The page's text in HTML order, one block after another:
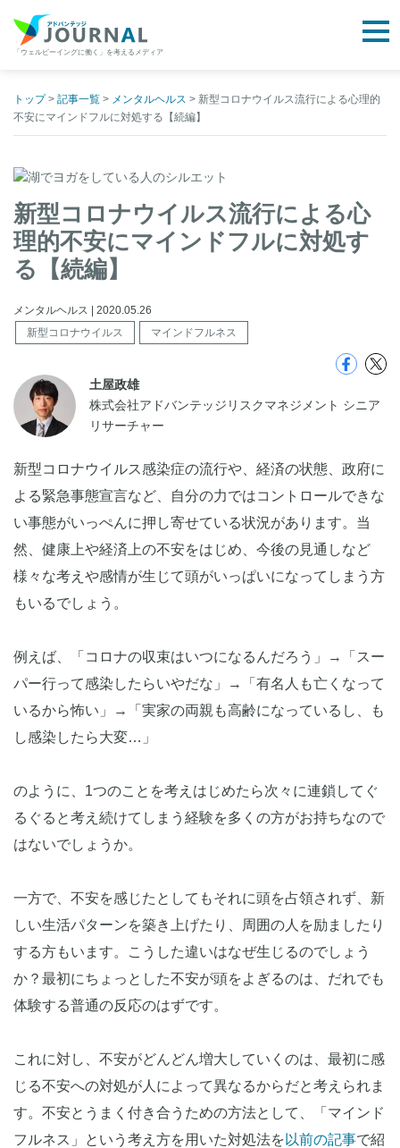
content
「ウェルビーイングに働く」を考えるメディア
トップ> 記事一覧 > メンタルヘルス > 新型コロナウイルス流行による心理的
不安にマインドフルに対処する【続編】
新型コロナウイルス流行による心
理的不安にマインドフルに対処す
る【続編】
メンタルヘルス | 2020.05.26
新型コロナウイルス
マインドフルネス
土屋政雄
株式会社アドバンテッジリスクマネジメント シニア
リサーチャー
新型コロナウイルス感染症の流行や、経済の状態、政府に
よる緊急事態宣言など、自分の力ではコントロールできな
い事態がいっぺんに押し寄せている状況があります。当
然、健康上や経済上の不安をはじめ、今後の見通しなど
様々な考えや感情が生じて頭がいっぱいになってしまう方
もいるでしょう。
例えば、「コロナの収束はいつになるんだろう」→「スー
パー行って感染したらいやだな」→「有名人も亡くなって
いるから怖い」→「実家の両親も高齢になっているし、も
し感染したら大変…」
のように、1つのことを考えはじめたら次々に連鎖してぐ
るぐると考え続けてしまう経験を多くの方がお持ちなので
はないでしょうか。
一方で、不安を感じたとしてもそれに頭を占領されず、新
しい生活パターンを築き上げたり、周囲の人を励ましたり
する方もいます。こうした違いはなぜ生じるのでしょう
か？最初にちょっとした不安が頭をよぎるのは、だれでも
体験する普通の反応のはずです。
これに対し、不安がどんどん増大していくのは、最初に感
じる不安への対処が人によって異なるからだと考えられま
す。不安とうまく付き合うための方法として、「マインド
フルネス」という考え方を用いた対処法を 以前の記事で紹